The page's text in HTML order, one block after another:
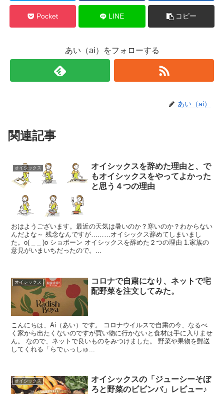
Pocket LINE コピー
あい（ai）をフォローする
あい（ai）
関連記事
オイシックス
オイシックスを辞めた理由と、で
もオイシックスをやってよかった
と思う４つの理由
おはようございます。最近の天気は暑いのか？寒いのか？わからない
んだよな～ 残念なんですが………オイシックス辞めてしまいまし
た。o( _ _ )o ショボーン オイシックスを辞めた２つの理由 1.家族の
意見がいまいちだったので。...
オイシックス
コロナで自粛になり、ネットで宅
配野菜を注文してみた。
こんにちは、Ai（あい）です。 コロナウイルスで自粛の今、なるべ
く家から出たくないのですが買い物に行かないと食材は手に入りませ
ん。 なので、ネットで良いものをみつけました。 野菜や果物を郵送
してくれる「らでぃっしゅ...
オイシックス
オイシックスの「ジューシーそぼ
ろと野菜のビビンバ」レビュー♪